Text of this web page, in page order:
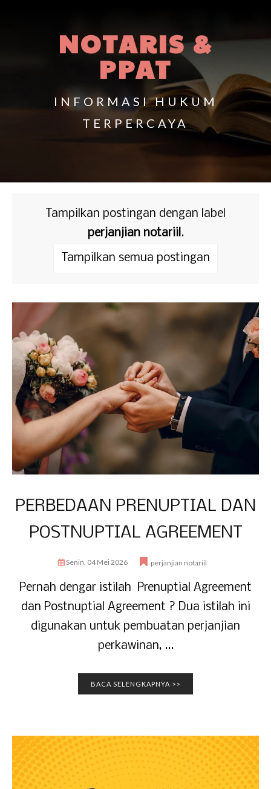
NOTARIS &
PPAT
INFORMASI HUKUM
TERPERCAYA
Tampilkan postingan dengan label
perjanjian notariil.
Tampilkan semua postingan
PERBEDAAN PRENUPTIAL DAN
POSTNUPTIAL AGREEMENT
Senin, 04 Mei 2026 perjanjian notariil
Pernah dengar istilah Prenuptial Agreement
dan Postnuptial Agreement ? Dua istilah ini
digunakan untuk pembuatan perjanjian
perkawinan, ...
BACA SELENGKAPNYA >>